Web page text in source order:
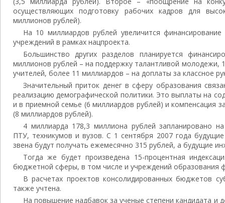
осуществляющих подготовку рабочих кадров для
миллионов рублей).
На 10 миллиардов рублей увеличится
учреждений в рамках нацпроекта.
Большинство других разделов планируется
миллионов рублей – на поддержку талантливой молодежи,
учителей, более 11 миллиардов – на доплаты за классное
Значительный приток денег в сферу образования
реализацию демографической политики. Это выплаты на
и в приемной семье (6 миллиардов рублей) и компенсация
(8 миллиардов рублей).
4 миллиарда 178,3 миллиона рублей запланировано
ПТУ, техникумов и вузов. С 1 сентября 2007 года
звена будут получать ежемесячно 315 рублей, а будущие
Тогда же будет произведена 15-процентная
бюджетной сферы, в том числе и учреждений образования
В расчетах проектов консолидированных бюджетов
также учтена.
На повышение надбавок за ученые степени кандидата и